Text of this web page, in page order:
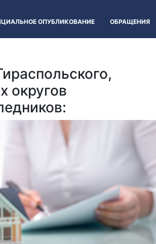
ОПУБЛИКОВАНИЕ ОБРАЩЕНИЯ
округов